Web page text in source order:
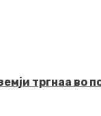
тргнаа во